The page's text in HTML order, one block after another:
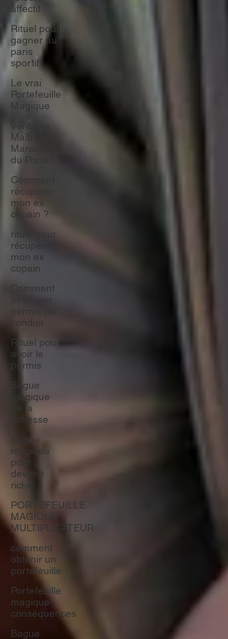
affectif
Rituel pour
gagner au
paris
sportif
Le vrai
Portefeuille
Magique
Maître
Marabout
du Portef
Comment
récupérer
mon ex
copain ?
rituel pour
récupérer
mon ex
copain
Comment
avoir son
conduir
Rituel pour
avoir le
permis
Bague
magique
de la
richesse
Bague
magique
pour
devenir
riche
PORTEFEUILLE
MAGIQUE
MULTIPLICATEUR
comment
obtenir un
portefeuille
Portefeuille
magique
conséquences
Bague